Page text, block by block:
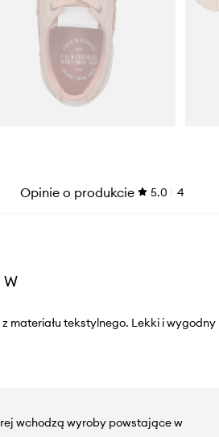
Opinie o produkcie 5.0 4
W
materiału tekstylnego. Lekki i wygodny
wchodzą wyroby powstające w